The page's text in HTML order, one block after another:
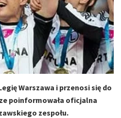
Warszawa i przenosi się do
poinformowała oficjalna
zespołu.